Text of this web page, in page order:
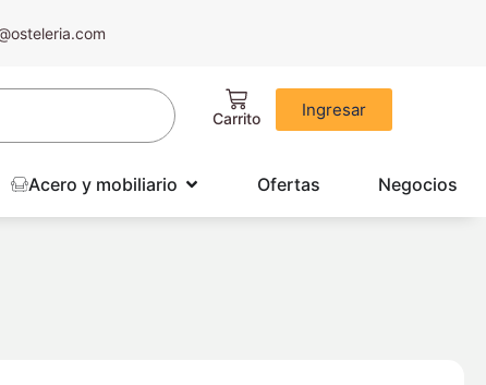
Ingresar
Acero y mobiliario Ofertas Negocios